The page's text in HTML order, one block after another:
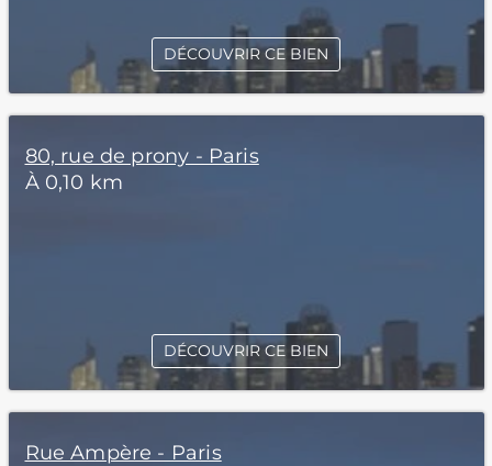
DÉCOUVRIR CE BIEN
80, rue de prony - Paris
À 0,10 km
DÉCOUVRIR CE BIEN
Rue Ampère - Paris